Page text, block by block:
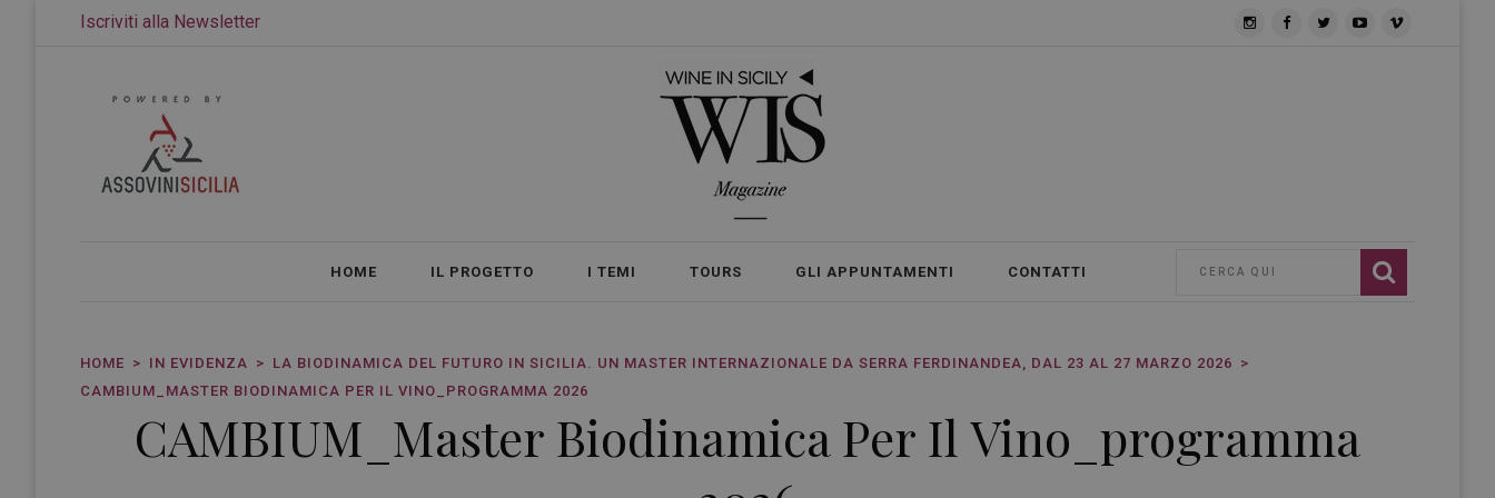
Iscriviti alla Newsletter
HOME IL PROGETTO I TEMI TOURS GLI APPUNTAMENTI CONTATTI
HOME IN EVIDENZA
LA BIODINAMICA DEL FUTURO IN SICILIA. UN MASTER INTERNAZIONALE DA SERRA FERDINANDEA, DAL 23 AL 27 MARZO 2026
CAMBIUM_MASTER BIODINAMICA PER IL VINO_PROGRAMMA 2026
CAMBIUM_Master Biodinamica Per Il Vino_programma